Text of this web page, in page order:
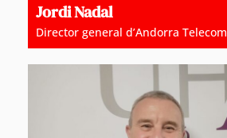
Jordi Nadal
Director general d’Andorra Telecom